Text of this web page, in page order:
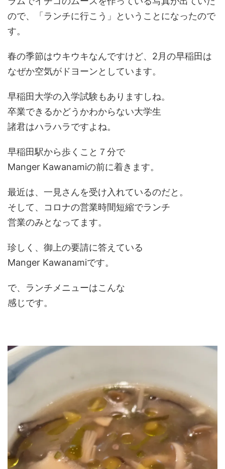
ので、「ランチに行こう」ということになったので
す。
春の季節はウキウキなんですけど、2月の早稲田は
なぜか空気がドヨーンとしています。
早稲田大学の入学試験もありますしね。
卒業できるかどうかわからない大学生
諸君はハラハラですよね。
早稲田駅から歩くこと７分で
Manger Kawanamiの前に着きます。
最近は、一見さんを受け入れているのだと。
そして、コロナの営業時間短縮でランチ
営業のみとなってます。
珍しく、御上の要請に答えている
Manger Kawanamiです。
で、ランチメニューはこんな
感じです。